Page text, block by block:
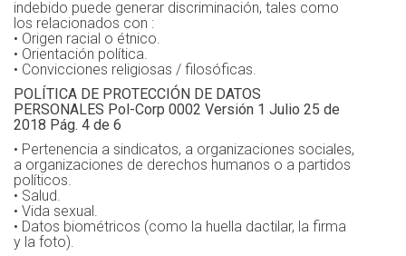
indebido puede generar discriminación, tales como
los relacionados con :
• Origen racial o étnico.
• Orientación política.
• Convicciones religiosas / filosóficas.
POLÍTICA DE PROTECCIÓN DE DATOS
PERSONALES Pol-Corp 0002 Versión 1 Julio 25 de
2018 Pág. 4 de 6
• Pertenencia a sindicatos, a organizaciones sociales,
a organizaciones de derechos humanos o a partidos
políticos.
• Salud.
• Vida sexual.
• Datos biométricos (como la huella dactilar, la firma
y la foto).